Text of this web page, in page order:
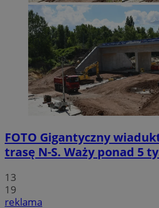
FOTO Gigantyczny
trasę N-S. Waży ponad 5
13
19
reklama